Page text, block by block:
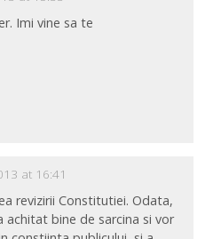
Imi vine sa te
at 16:41
revizirii Constitutiei. Odata,
achitat bine de sarcina si vor